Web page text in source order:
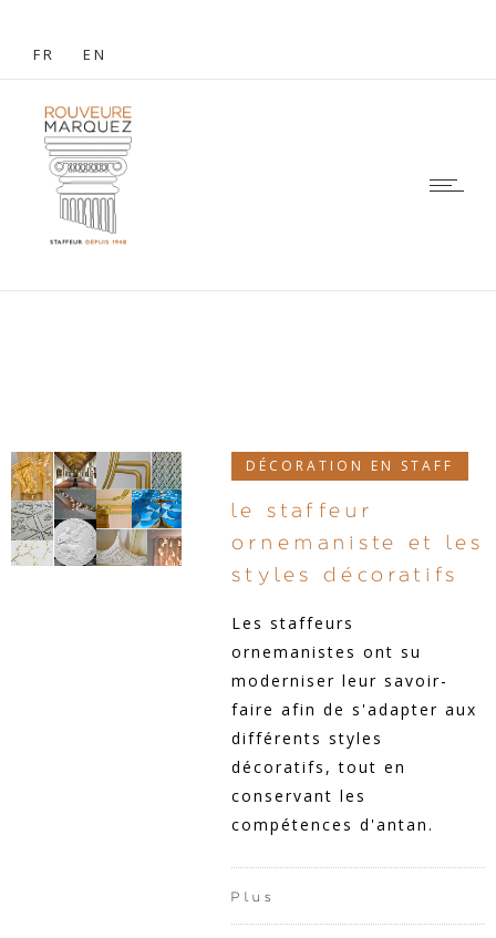
FR EN
DÉCORATION EN STAFF
le staffeur
ornemaniste et les
styles décoratifs
Les staffeurs
ornemanistes ont su
moderniser leur savoir-
faire afin de s'adapter aux
différents styles
décoratifs, tout en
conservant les
compétences d'antan.
Plus